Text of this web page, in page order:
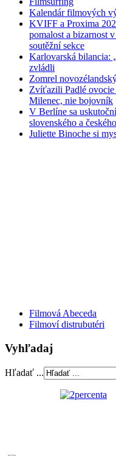
Kalendár filmových
KVIFF a Proxima
pomalost a bizarnost
soutěžní sekce
Karlovarská bilancia:
zvládli
Zomrel
Zvíťazili Padlé
Milenec, nie bojovník
V Berlíne sa
slovenského a
Juliette Binoche si
Filmová Abeceda
Filmoví distrubutéri
Vyhľadaj
Hľadať ...